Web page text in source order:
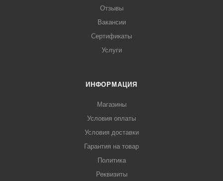
Отзывы
Вакансии
Сертификаты
Услуги
ИНФОРМАЦИЯ
Магазины
Условия оплаты
Условия доставки
Гарантия на товар
Политика
Реквизиты